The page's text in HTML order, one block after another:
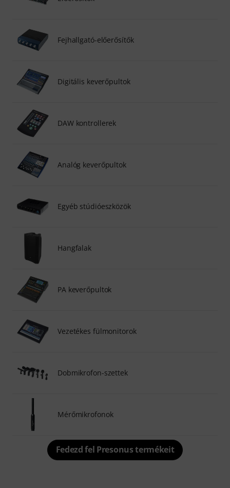
Fejhallgató-előerősítők
Digitális keverőpultok
DAW kontrollerek
Analóg keverőpultok
Egyéb stúdióeszközök
Hangfalak
PA keverőpultok
Vezetékes fülmonitorok
Dobmikrofon-szettek
Mérőmikrofonok
Fedezd fel Presonus termékeit